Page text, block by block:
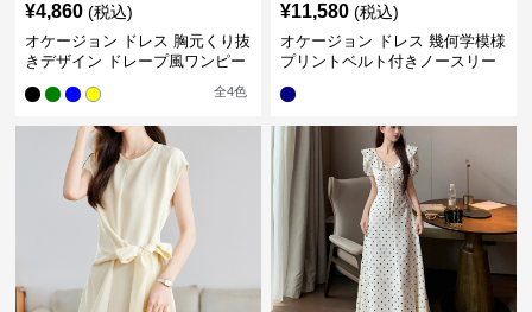
¥4,860 (税込)
オケージョン ドレス 胸元くり抜
きデザイン ドレープ風ワンピー
全4色
¥11,580 (税込)
オケージョン ドレス 幾何学模様
プリントベルト付きノースリー